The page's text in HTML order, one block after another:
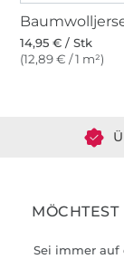
14,95 € / Stk
(12,89 € / 1 m²)
Sei immer auf